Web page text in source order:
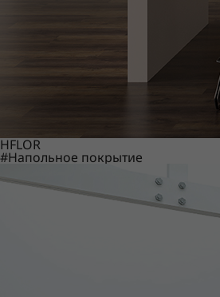
HFLOR
#Напольное покрытие